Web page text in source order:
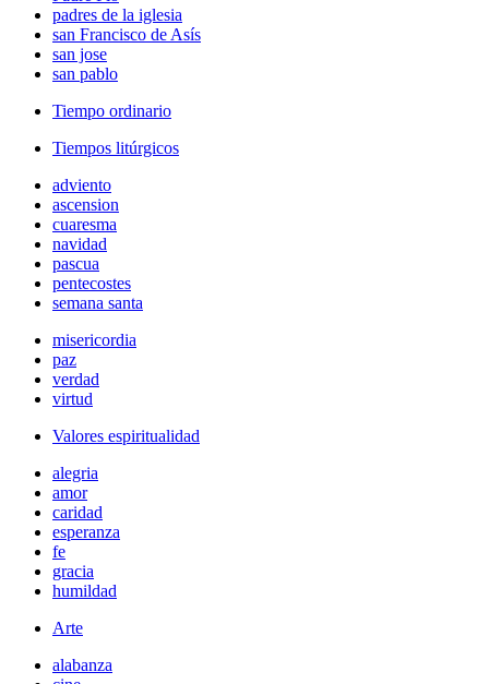
padres de la iglesia
san Francisco de Asís
san jose
san pablo
Tiempo ordinario
Tiempos litúrgicos
adviento
ascension
cuaresma
navidad
pascua
pentecostes
semana santa
misericordia
paz
verdad
virtud
Valores espiritualidad
alegria
amor
caridad
esperanza
fe
gracia
humildad
Arte
alabanza